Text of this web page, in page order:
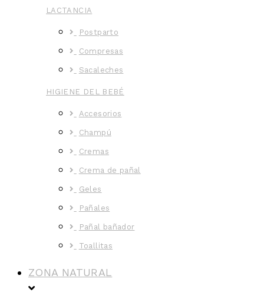
LACTANCIA
Postparto
Compresas
Sacaleches
HIGIENE DEL BEBÉ
Accesorios
Champú
Cremas
Crema de pañal
Geles
Pañales
Pañal bañador
Toallitas
ZONA NATURAL